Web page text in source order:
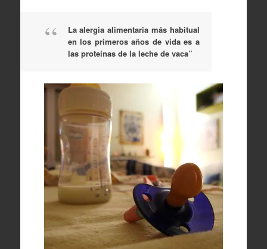
La alergia alimentaria más habitual
en los primeros años de vida es a
las proteínas de la leche de vaca”